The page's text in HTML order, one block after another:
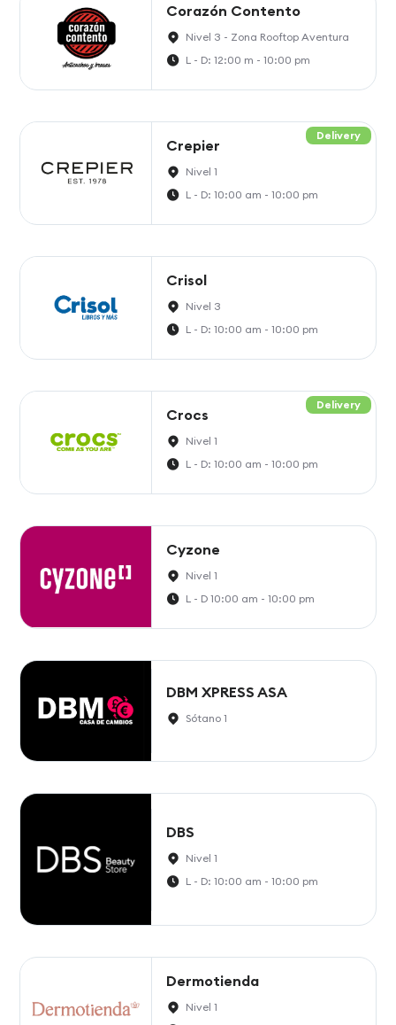
Corazón Contento
Nivel 3 - Zona Rooftop Aventura
L - D: 12:00 m - 10:00 pm
Delivery
Crepier
Nivel 1
L - D: 10:00 am - 10:00 pm
Crisol
Nivel 3
L - D: 10:00 am - 10:00 pm
Delivery
Crocs
Nivel 1
L - D: 10:00 am - 10:00 pm
Cyzone
Nivel 1
L - D 10:00 am - 10:00 pm
DBM XPRESS ASA
Sótano 1
DBS
Nivel 1
L - D: 10:00 am - 10:00 pm
Dermotienda
Nivel 1